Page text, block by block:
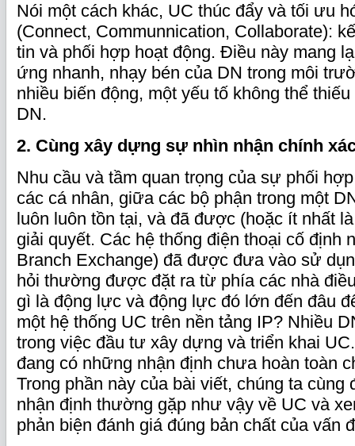
Nói một cách khác, UC thúc đẩy và tối ưu
(Connect, Communnication, Collaborate):
tin và phối hợp hoạt động. Điều này mang
ứng nhanh, nhạy bén của DN trong môi
nhiều biến động, một yếu tố không thể
DN.
2. Cùng xây dựng sự nhìn nhận chính
Nhu cầu và tầm quan trọng của sự phối
các cá nhân, giữa các bộ phận trong một
luôn luôn tồn tại, và đã được (hoặc ít nhất
giải quyết. Các hệ thống điện thoại cố định
Branch Exchange) đã được đưa vào sử
hỏi thường được đặt ra từ phía các nhà
gì là động lực và động lực đó lớn đến đâu
một hệ thống UC trên nền tảng IP? Nhiều
trong việc đầu tư xây dựng và triển khai
đang có những nhận định chưa hoàn toàn
Trong phần này của bài viết, chúng ta cùng
nhận định thường gặp như vậy về UC và
phản biện đánh giá đúng bản chất của vấn